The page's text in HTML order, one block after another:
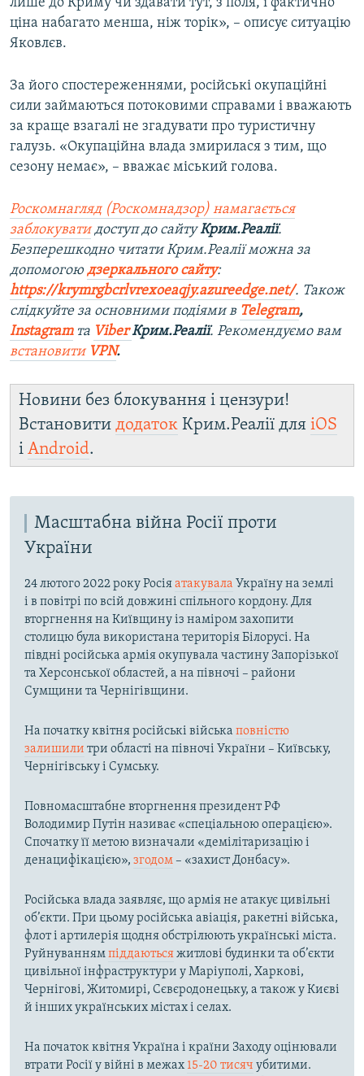
лише до Криму чи здавати тут, з поля, і фактично
ціна набагато менша, ніж торік», – описує ситуацію
Яковлєв.
За його спостереженнями, російські окупаційні
сили займаються потоковими справами і вважають
за краще взагалі не згадувати про туристичну
галузь. «Окупаційна влада змирилася з тим, що
сезону немає», – вважає міський голова.
Роскомнагляд (Роскомнадзор) намагається
заблокуватидоступ до сайтуКрим.Реалії.
Безперешкодно читати Крим.Реалії можна за
допомогою дзеркального сайту:
https://krymrgbcrlvrexoeaqjy.azureedge.net/. Також
слідкуйте за основними подіями в Telegram,
Instagramта ViberКрим.Реалії. Рекомендуємо вам
встановити VPN.
Новини без блокування і цензури!
Встановити додаток Крим.Реалії для iOS
і Android.
Масштабна війна Росії проти
України
24 лютого 2022 року Росіяатакувала Україну на землі
і в повітрі по всій довжині спільного кордону. Для
вторгнення на Київщину із наміром захопити
столицю була використана територія Білорусі. На
півдні російська армія окупувала частину Запорізької
та Херсонської областей, а на півночі – райони
Сумщини та Чернігівщини.
На початку квітня російські війська повністю
залишили три області на півночі України – Київську,
Чернігівську і Сумську.
Повномасштабне вторгнення президент РФ
Володимир Путін називає «спеціальною операцією».
Спочатку її метою визначали «демілітаризацію і
денацифікацією», згодом– «захист Донбасу».
Російська влада заявляє, що армія не атакує цивільні
об’єкти. При цьому російська авіація, ракетні війська,
флот і артилерія щодня обстрілюють українські міста.
Руйнуваннямпіддаютьсяжитлові будинки та об’єкти
цивільної інфраструктури у Маріуполі, Харкові,
Чернігові, Житомирі, Сєвєродонецьку, а також у Києві
й інших українських містах і селах.
На початок квітня Україна і країни Заходу оцінювали
втрати Росії у війні в межах 15-20 тисяч убитими.